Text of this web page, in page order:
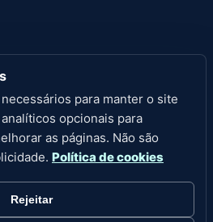
para manter o site
opcionais para
as páginas. Não são
Política de cookies
Rejeitar